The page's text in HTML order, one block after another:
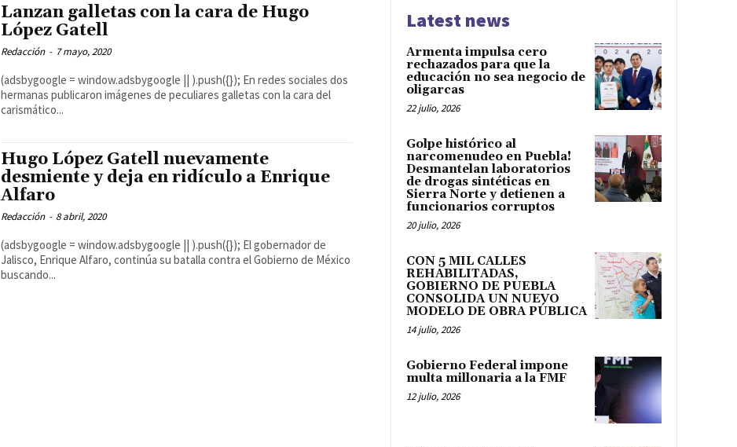
Lanzan galletas con la cara de Hugo
López Gatell
Redacción - 7 mayo, 2020
(adsbygoogle = window.adsbygoogle || ).push({}); En redes sociales dos
hermanas publicaron imágenes de peculiares galletas con la cara del
carismático...
Hugo López Gatell nuevamente
desmiente y deja en ridículo a Enrique
Alfaro
Redacción - 8 abril, 2020
(adsbygoogle = window.adsbygoogle || ).push({}); El gobernador de
Jalisco, Enrique Alfaro, continúa su batalla contra el Gobierno de México
buscando...
Latest news
Armenta impulsa cero
rechazados para que la
educación no sea negocio de
oligarcas
22 julio, 2026
Golpe histórico al
narcomenudeo en Puebla!
Desmantelan laboratorios
de drogas sintéticas en
Sierra Norte y detienen a
funcionarios corruptos
20 julio, 2026
CON 5 MIL CALLES
REHABILITADAS,
GOBIERNO DE PUEBLA
CONSOLIDA UN NUEVO
MODELO DE OBRA PÚBLICA
14 julio, 2026
Gobierno Federal impone
multa millonaria a la FMF
12 julio, 2026